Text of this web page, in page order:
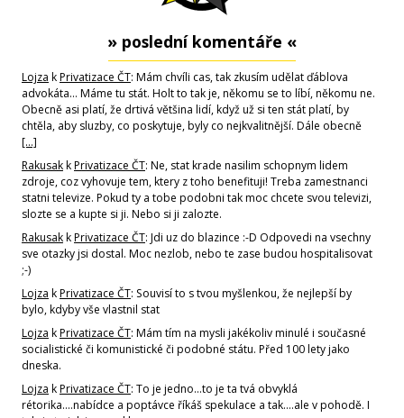
» poslední komentáře «
Lojza kPrivatizace ČT: Mám chvíli cas, tak zkusím udělat ďáblova
advokáta... Máme tu stát. Holt to tak je, někomu se to líbí, někomu ne.
Obecně asi platí, že drtivá většina lidí, když už si ten stát platí, by
chtěla, aby sluzby, co poskytuje, byly co nejkvalitnější. Dále obecně
[…]
RakusakkPrivatizace ČT: Ne, stat krade nasilim schopnym lidem
zdroje, coz vyhovuje tem, ktery z toho benefituji! Treba zamestnanci
statni televize. Pokud ty a tobe podobni tak moc chcete svou televizi,
slozte se a kupte si ji. Nebo si ji zalozte.
RakusakkPrivatizace ČT: Jdi uz do blazince :-D Odpovedi na vsechny
sve otazky jsi dostal. Moc nezlob, nebo te zase budou hospitalisovat
;-)
Lojza kPrivatizace ČT: Souvisí to s tvou myšlenkou, že nejlepší by
bylo, kdyby vše vlastnil stat
Lojza kPrivatizace ČT: Mám tím na mysli jakékoliv minulé i současné
socialistické či komunistické či podobné státu. Před 100 lety jako
dneska.
Lojza kPrivatizace ČT: To je jedno...to je ta tvá obvyklá
rétorika....nabídce a poptávce říkáš spekulace a tak....ale v pohodě. I